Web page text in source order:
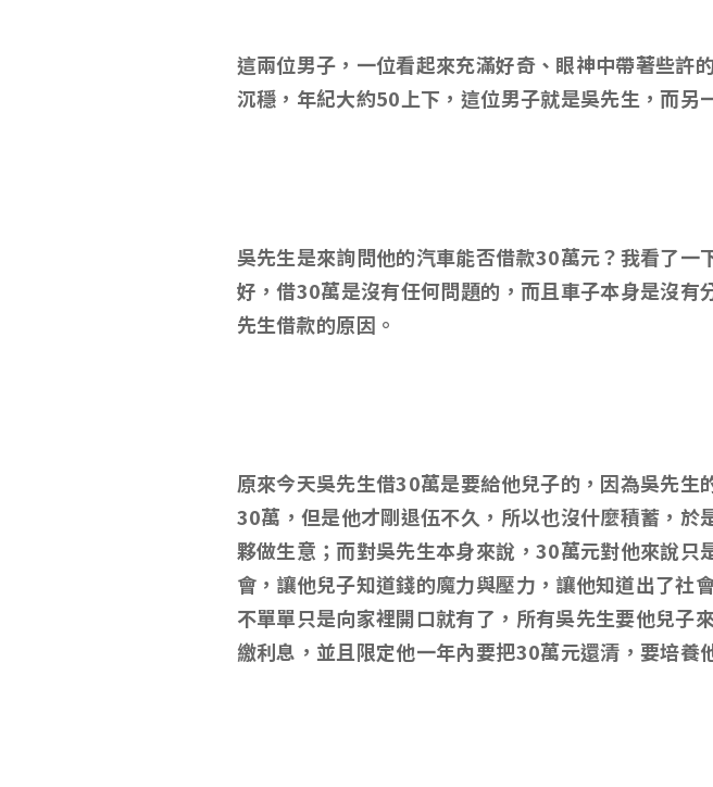
這兩位男子，一位看起來充滿好奇、眼神中帶著些許
沉穩，年紀大約50上下，這位男子就是吳先生，而另
吳先生是來詢問他的汽車能否借款30萬元？我看了
好，借30萬是沒有任何問題的，而且車子本身是沒
先生借款的原因。
原來今天吳先生借30萬是要給他兒子的，因為吳先
30萬，但是他才剛退伍不久，所以也沒什麼積蓄，
夥做生意；而對吳先生本身來說，30萬元對他來說
會，讓他兒子知道錢的魔力與壓力，讓他知道出了社
不單單只是向家裡開口就有了，所有吳先生要他兒子
繳利息，並且限定他一年內要把30萬元還清，要培養